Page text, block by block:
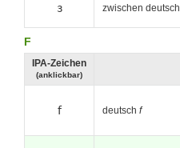
ɜ zwischen deutsch
F
IPA-Zeichen
(anklickbar)
f deutsch f